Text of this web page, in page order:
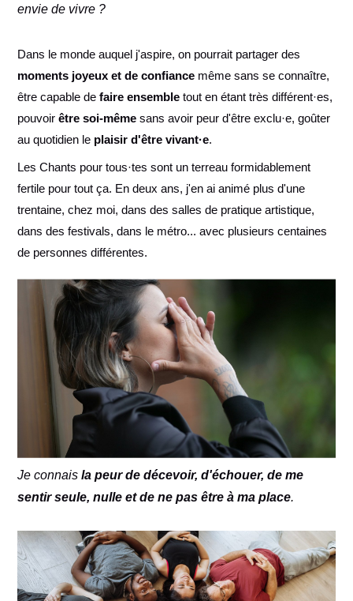
envie de vivre ?
Dans le monde auquel j'aspire, on pourrait partager des
moments joyeux et de confiance même sans se connaître,
être capable defaire ensemble tout en étant très différent·es,
pouvoirêtre soi-même sans avoir peur d'être exclu·e, goûter
au quotidien le plaisir d'être vivant·e.
Les Chants pour tous·tes sont un terreau formidablement
fertile pour tout ça. En deux ans, j'en ai animé plus d'une
trentaine, chez moi, dans des salles de pratique artistique,
dans des festivals, dans le métro... avec plusieurs centaines
de personnes différentes.
Je connaisla peur de décevoir, d'échouer, de me
sentir seule, nulle et de ne pas être à ma place.